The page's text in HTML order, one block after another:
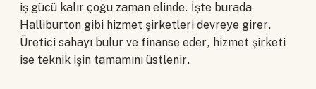
iş gücü kalır çoğu zaman elinde. İşte burada
Halliburton gibi hizmet şirketleri devreye girer.
Üretici sahayı bulur ve finanse eder, hizmet şirketi
ise teknik işin tamamını üstlenir.